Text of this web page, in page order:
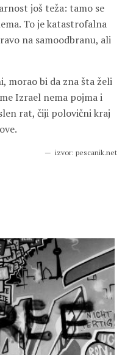
još teža: tamo se
To je katastrofalna
na samoodbranu, ali
morao bi da zna šta želi
Izrael nema pojma i
rat, čiji polovični kraj
izvor: pescanik.net